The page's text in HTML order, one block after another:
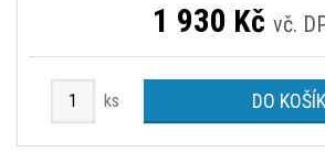
1 930 Kč vč.
ks DO